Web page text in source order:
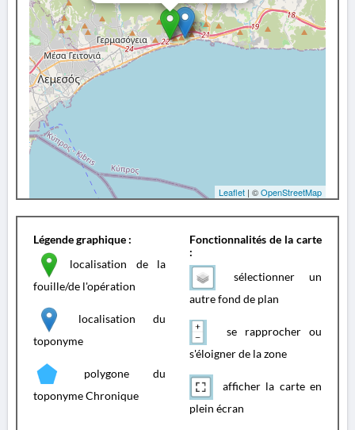
Leaflet | ©OpenStreetMap
Légende graphique :
localisation de la
fouille/de l'opération
localisation du
toponyme
polygone du
toponyme Chronique
Fonctionnalités de la carte
:
sélectionner un
autre fond de plan
se rapprocher ou
s'éloigner de la zone
afficher la carte en
plein écran